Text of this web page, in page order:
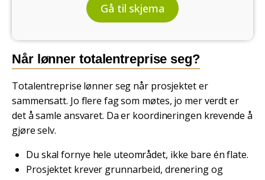
Gå til skjema
Når lønner totalentreprise seg?
Totalentreprise lønner seg når prosjektet er
sammensatt. Jo flere fag som møtes, jo mer verdt er
det å samle ansvaret. Da er koordineringen krevende å
gjøre selv.
Du skal fornye hele uteområdet, ikke bare én flate.
Prosjektet krever grunnarbeid, drenering og